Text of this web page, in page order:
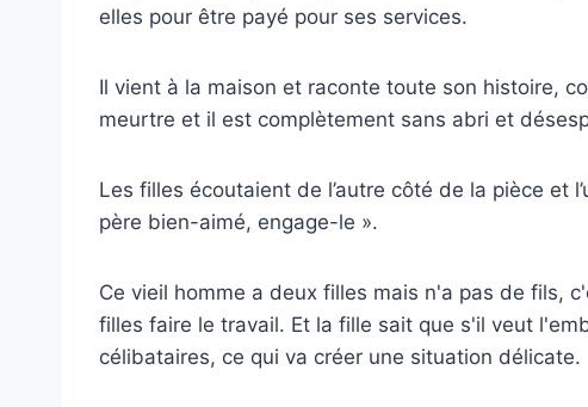
elles pour être payé pour ses services.
Il vient à la maison et raconte toute son histoire,
meurtre et il est complètement sans abri et
Les filles écoutaient de l’autre côté de la pièce et
père bien-aimé, engage-le ».
Ce vieil homme a deux filles mais n'a pas de fils,
filles faire le travail. Et la fille sait que s'il veut
célibataires, ce qui va créer une situation délicate.